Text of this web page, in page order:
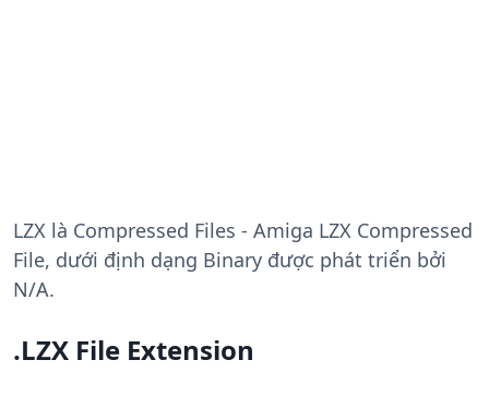
LZX là Compressed Files - Amiga LZX Compressed
File, dưới định dạng Binary được phát triển bởi
N/A.
.LZX File Extension